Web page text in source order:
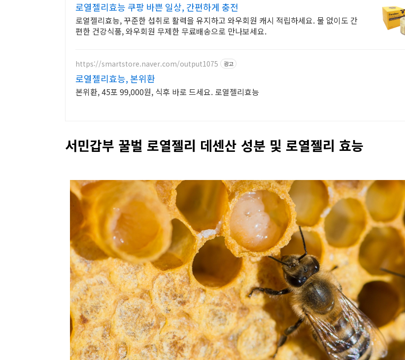
로열젤리효능 쿠팡 바쁜 일상, 간편하게 충전
로열젤리효능, 꾸준한 섭취로 활력을 유지하고 와우회원 캐시 적립하세요. 물 없이도 간
편한 건강식품, 와우회원 무제한 무료배송으로 만나보세요.
https://smartstore.naver.com/output1075 광고
로열젤리효능, 본위환
본위환, 45포 99,000원, 식후 바로 드세요. 로열젤리효능
서민갑부 꿀벌 로열젤리 데센산 성분 및 로열젤리 효능